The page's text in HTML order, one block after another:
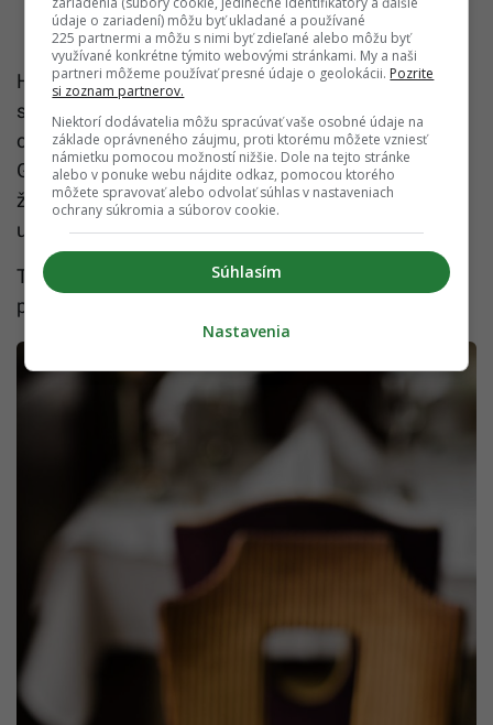
Horšou správou bolo, že na rozmyslenie som mal
skutočne len pár dní. Pamätám si že, 1. 5. som
cestoval z Holandska a už 2. 5. som nastupoval do
Grand Restaurant. Musel som sa tak rýchlo pobaliť,
že ešte do dnešného dňa nejaké moje osobné veci
určite kolujú po tom ostrove.
Ten rozhodujúci faktor zmeny bola predovšetkým
prestíž, ktorú hotel ponúkal a stále ponúka.
údaje o zariadení) môžu byť ukladané a používané
225 partnermi a môžu s nimi byť zdieľané alebo môžu byť
využívané konkrétne týmito webovými stránkami. My a naši
partneri môžeme používať presné údaje o geolokácii. Pozrite
si zoznam partnerov.
Niektorí dodávatelia môžu spracúvať vaše osobné údaje na
základe oprávneného záujmu, proti ktorému môžete vzniesť
námietku pomocou možností nižšie. Dole na tejto stránke
alebo v ponuke webu nájdite odkaz, pomocou ktorého
môžete spravovať alebo odvolať súhlas v nastaveniach
ochrany súkromia a súborov cookie.
Súhlasím
Nastavenia